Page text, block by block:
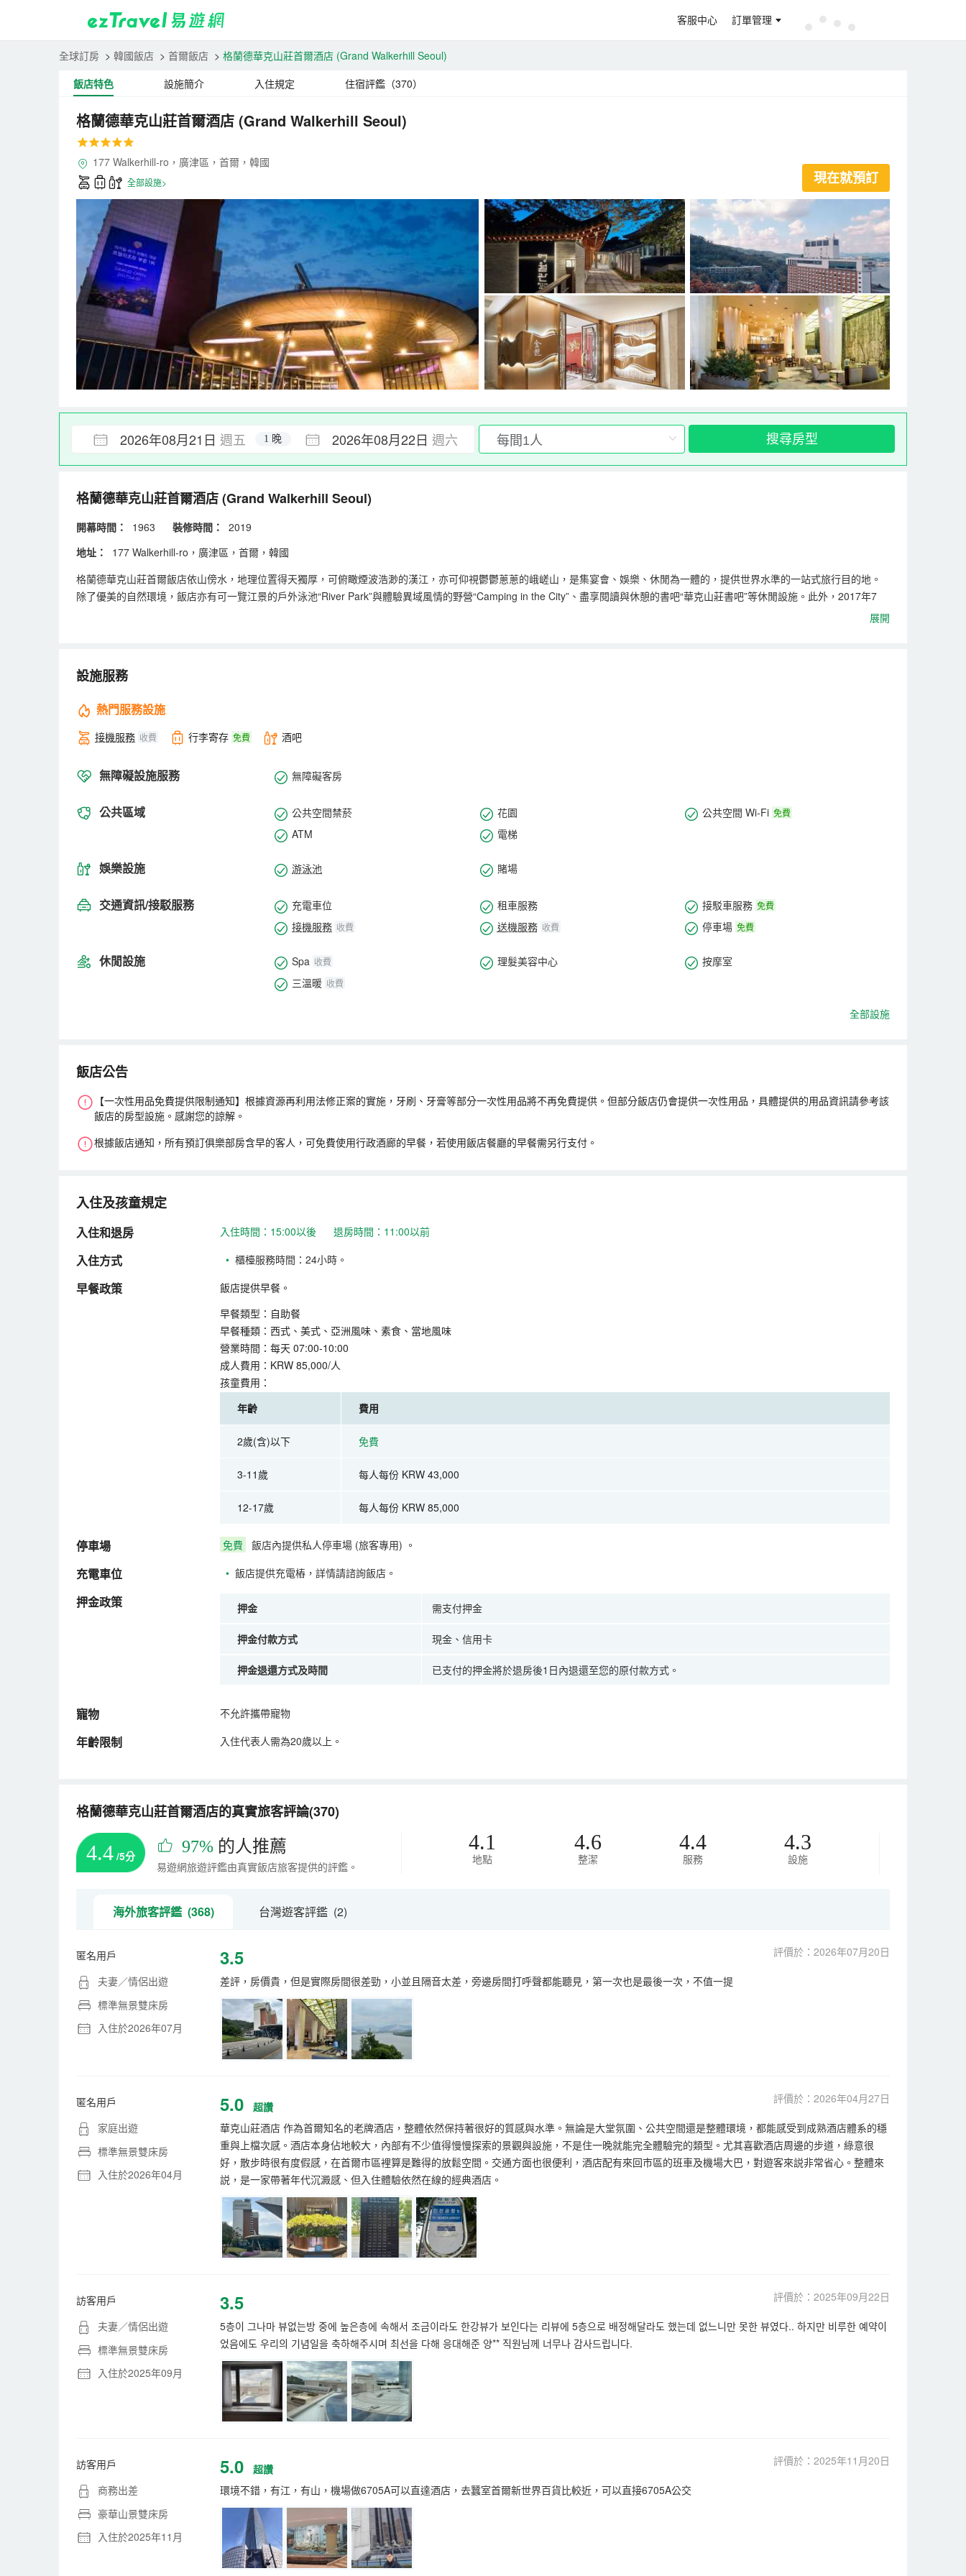
客服中心 訂單管理
全球訂房 > 韓國飯店 > 首爾飯店 > 格蘭德華克山莊首爾酒店 (Grand Walkerhill Seoul)
飯店特色
設施簡介 入住規定 住宿評鑑（370）
格蘭德華克山莊首爾酒店 (Grand Walkerhill Seoul)
177 Walkerhill-ro，廣津區，首爾，韓國
全部設施> 現在就預訂
2026年08月21日 週五 2026年08月22日 週六
1 晚 搜尋房型
格蘭德華克山莊首爾酒店(Grand Walkerhill Seoul)
開幕時間： 1963 裝修時間：
2019
地址：
177 Walkerhill-ro，廣津區，首爾，韓國
格蘭德華克山莊首爾飯店依山傍水，地理位置得天獨厚，可俯瞰煙波浩渺的漢江，亦可仰視鬱鬱蔥蔥的峨嵯山，是集宴會、娛樂、休閒為一體的，提供世界水準的一站式旅行目的地。
除了優美的自然環境，飯店亦有可一覽江景的戶外泳池“River Park”與體驗異域風情的野營“Camping in the City”、盡享閱讀與休憩的書吧“華克山莊書吧”等休閒設施。此外，2017年7
務活動等提供高水準的服務。
飯店和市區之間的距離適中，讓您既可盡情享受清新潔淨的空氣，又方便抵達城市每個角落。入住首格蘭德華克山莊首爾飯店，收穫精彩假日，盡享愉悅下榻體驗。
對於帶兒童的顧客，飯店還提供床墊、嬰兒床（適用於12個月 ）、餐桌椅、紙尿褲專用垃圾桶、奶瓶消毒器（此外難以提供，按當日情況而決定能否提供，敬請諒解）。
展開
設施服務
熱門服務設施
接機服務 收費 行李寄存 免費 酒吧
無障礙設施服務 無障礙客房
公共區域 公共空間禁菸 花園 公共空間 Wi-Fi 免費
ATM 電梯
娛樂設施 游泳池 賭場
交通資訊/接駁服務 充電車位 租車服務 接駁車服務 免費
接機服務 收費 送機服務 收費 停車場 免費
休閒設施 Spa 收費 理髮美容中心
按摩室
三溫暖 收費
全部設施
飯店公告
【一次性用品免費提供限制通知】根據資源再利用法修正案的實施，牙刷、牙膏等部分一次性用品將不再免費提供。但部分飯店仍會提供一次性用品，具體提供的用品資訊請參考該
飯店的房型設施。感謝您的諒解。
根據飯店通知，所有預訂俱樂部房含早的客人，可免費使用行政酒廊的早餐，若使用飯店餐廳的早餐需另行支付。
入住及孩童規定
入住和退房 入住時間：15:00以後 退房時間：11:00以前
入住方式 • 櫃檯服務時間：24小時。
早餐政策
飯店提供早餐。
早餐類型：自助餐
早餐種類：西式、美式、亞洲風味、素食、當地風味
營業時間：每天 07:00-10:00
成人費用：KRW 85,000/人
孩童費用：
年齡
費用
2歲(含)以下 免費
3-11歲 每人每份 KRW 43,000
12-17歲 每人每份 KRW 85,000
停車場 免費 飯店內提供私人停車場 (旅客專用) 。
充電車位 • 飯店提供充電樁，詳情請諮詢飯店。
押金政策 押金 需支付押金
押金付款方式 現金、信用卡
押金退還方式及時間 已支付的押金將於退房後1日內退還至您的原付款方式。
寵物 不允許攜帶寵物
年齡限制 入住代表人需為20歲以上。
格蘭德華克山莊首爾酒店的真實旅客評論(370)
4.4 /5分 97% 的人推薦
易遊網旅遊評鑑由真實飯店旅客提供的評鑑。
4.1
地點
4.6
整潔
4.4
服務
4.3
設施
海外旅客評鑑 (368) 台灣遊客評鑑 (2)
匿名用戶
夫妻／情侶出遊
標準無景雙床房
入住於2026年07月
3.5 評價於：2026年07月20日
差評，房價貴，但是實際房間很差勁，小並且隔音太差，旁邊房間打呼聲都能聽見，第一次也是最後一次，不值一提
匿名用戶
家庭出遊
標準無景雙床房
入住於2026年04月
5.0 超讚
評價於：2026年04月27日
華克山莊酒店 作為首爾知名的老牌酒店，整體依然保持著很好的質感與水準。無論是大堂氛圍、公共空間還是整體環境，都能感受到成熟酒店體系的穩
重與上檔次感。酒店本身佔地較大，內部有不少值得慢慢探索的景觀與設施，不是住一晚就能完全體驗完的類型。尤其喜歡酒店周邊的步道，綠意很
好，散步時很有度假感，在首爾市區裡算是難得的放鬆空間。交通方面也很便利，酒店配有來回市區的班車及機場大巴，對遊客來説非常省心。整體來
説，是一家帶著年代沉澱感、但入住體驗依然在線的經典酒店。
訪客用戶
夫妻／情侶出遊
標準無景雙床房
入住於2025年09月
3.5 評價於：2025年09月22日
5층이 그나마 뷰없는방 중에 높은층에 속해서 조금이라도 한강뷰가 보인다는 리뷰에 5층으로 배정해달라도 했는데 없느니만 못한 뷰였다.. 하지만 비루한 예약이
었음에도 우리의 기념일을 축하해주시며 최선을 다해 응대해준 양** 직원님께 너무나 감사드립니다.
訪客用戶
商務出差
豪華山景雙床房
入住於2025年11月
5.0 超讚
評價於：2025年11月20日
環境不錯，有江，有山，機場做6705A可以直達酒店，去蠶室首爾新世界百貨比較近，可以直接6705A公交